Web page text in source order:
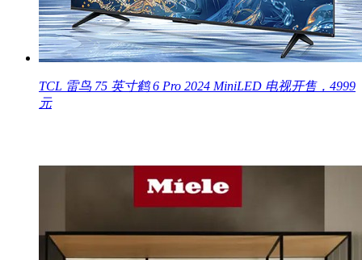
TCL 雷鸟 75 英寸鹤 6 Pro 2024 MiniLED 电视开售，4999
元